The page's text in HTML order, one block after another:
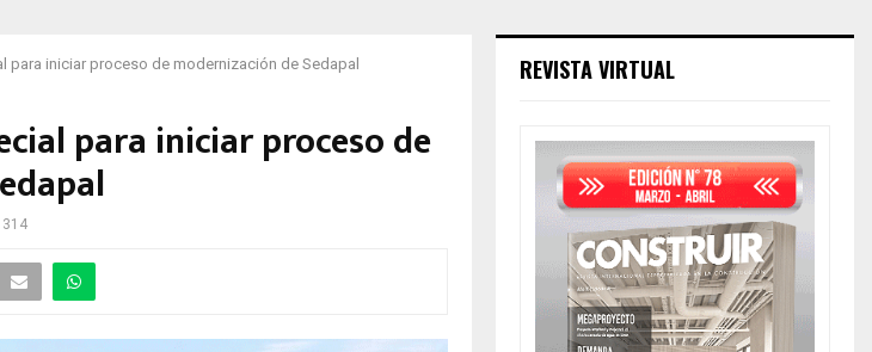
para iniciar proceso de modernización de Sedapal
para iniciar proceso de
314
REVISTA VIRTUAL